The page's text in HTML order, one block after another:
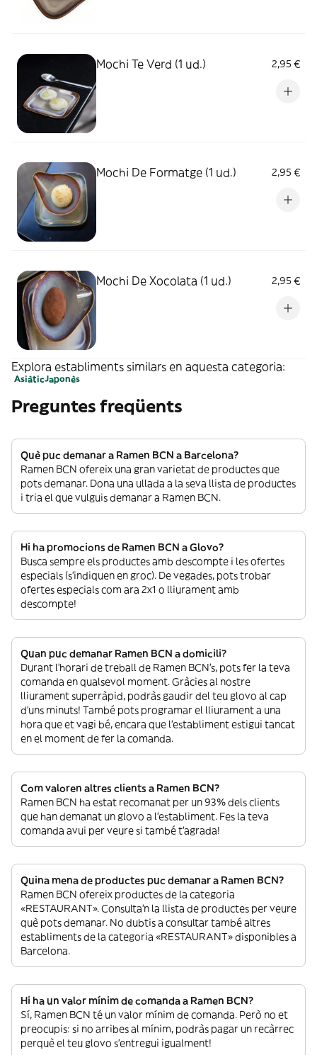
Mochi Te Verd (1 ud.) 2,95 €
Mochi De Formatge (1 ud.) 2,95 €
Mochi De Xocolata (1 ud.) 2,95 €
Explora establiments similars en aquesta categoria:
AsiàticJaponès
Preguntes freqüents
Què puc demanar a Ramen BCN a Barcelona?
Ramen BCN ofereix una gran varietat de productes que
pots demanar. Dona una ullada a la seva llista de productes
i tria el que vulguis demanar a Ramen BCN.
Hi ha promocions de Ramen BCN a Glovo?
Busca sempre els productes amb descompte i les ofertes
especials (s’indiquen en groc). De vegades, pots trobar
ofertes especials com ara 2x1 o lliurament amb
descompte!
Quan puc demanar Ramen BCN a domicili?
Durant l’horari de treball de Ramen BCN’s, pots fer la teva
comanda en qualsevol moment. Gràcies al nostre
lliurament superràpid, podràs gaudir del teu glovo al cap
d’uns minuts! També pots programar el lliurament a una
hora que et vagi bé, encara que l’establiment estigui tancat
en el moment de fer la comanda.
Com valoren altres clients a Ramen BCN?
Ramen BCN ha estat recomanat per un 93% dels clients
que han demanat un glovo a l’establiment. Fes la teva
comanda avui per veure si també t’agrada!
Quina mena de productes puc demanar a Ramen BCN?
Ramen BCN ofereix productes de la categoria
«RESTAURANT». Consulta’n la llista de productes per veure
què pots demanar. No dubtis a consultar també altres
establiments de la categoria «RESTAURANT» disponibles a
Barcelona.
Hi ha un valor mínim de comanda a Ramen BCN?
Sí, Ramen BCN té un valor mínim de comanda. Però no et
preocupis: si no arribes al mínim, podràs pagar un recàrrec
perquè el teu glovo s’entregui igualment!